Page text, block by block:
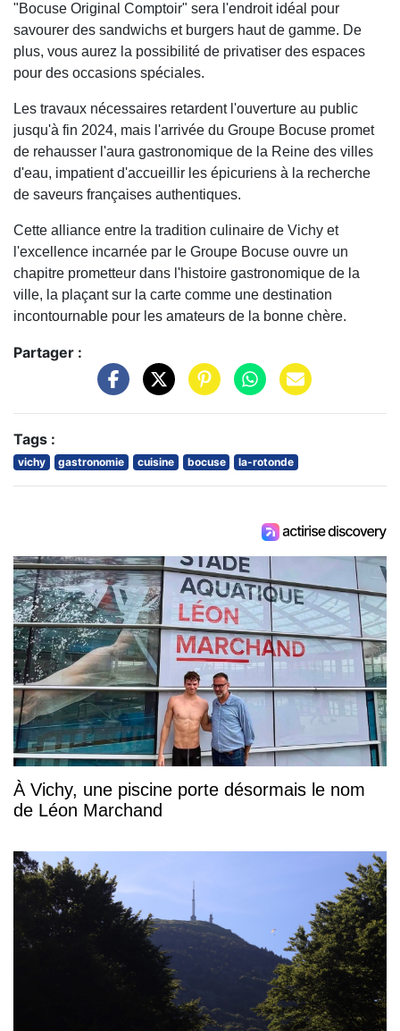
"Bocuse Original Comptoir" sera l'endroit idéal pour
savourer des sandwichs et burgers haut de gamme. De
plus, vous aurez la possibilité de privatiser des espaces
pour des occasions spéciales.
Les travaux nécessaires retardent l'ouverture au public
jusqu'à fin 2024, mais l'arrivée du Groupe Bocuse promet
de rehausser l'aura gastronomique de la Reine des villes
d'eau, impatient d'accueillir les épicuriens à la recherche
de saveurs françaises authentiques.
Cette alliance entre la tradition culinaire de Vichy et
l'excellence incarnée par le Groupe Bocuse ouvre un
chapitre prometteur dans l'histoire gastronomique de la
ville, la plaçant sur la carte comme une destination
incontournable pour les amateurs de la bonne chère.
Partager :
Tags :
vichy gastronomie cuisine bocuse la-rotonde
À Vichy, une piscine porte désormais le nom
de Léon Marchand